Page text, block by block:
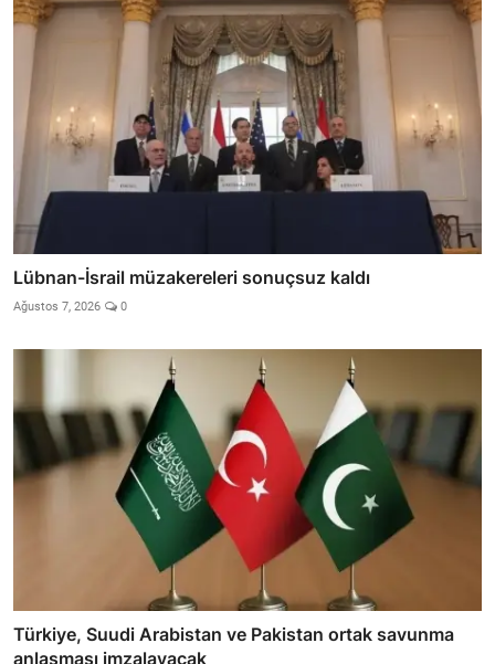
Lübnan-İsrail müzakereleri sonuçsuz kaldı
Ağustos 7, 2026 0
Türkiye, Suudi Arabistan ve Pakistan ortak savunma
anlaşması imzalayacak